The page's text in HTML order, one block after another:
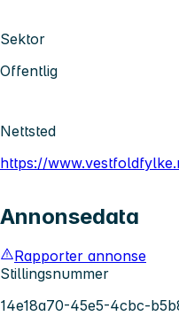
Sektor
Offentlig
Nettsted
https://
Annonsedata
Rapporter annonse
Stillingsnummer
14e18a70-45e5-4cbc-